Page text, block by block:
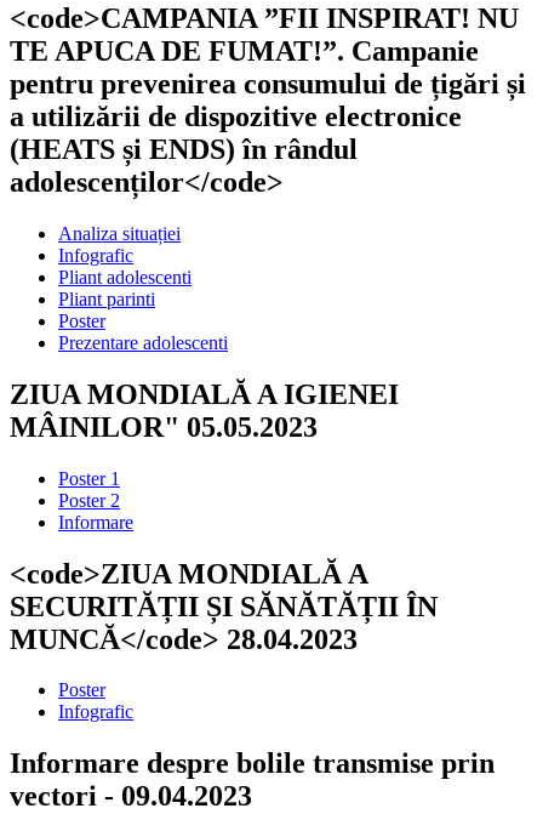
<code>CAMPANIA ”FII INSPIRAT! NU
TE APUCA DE FUMAT!”. Campanie
pentru prevenirea consumului de țigări și
a utilizării de dispozitive electronice
(HEATS și ENDS) în rândul
adolescenților</code>
Analiza situației
Infografic
Pliant adolescenti
Pliant parinti
Poster
Prezentare adolescenti
ZIUA MONDIALĂ A IGIENEI
MÂINILOR" 05.05.2023
Poster 1
Poster 2
Informare
<code>ZIUA MONDIALĂ A
SECURITĂȚII ȘI SĂNĂTĂȚII ÎN
MUNCĂ</code> 28.04.2023
Poster
Infografic
Informare despre bolile transmise prin
vectori - 09.04.2023